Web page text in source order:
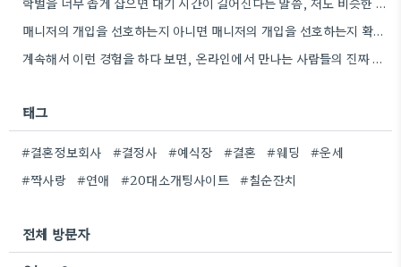
매니저의 개입을 선호하는지 아니면 매니저의 개입을 선호하는지 확인하는 부분이 흥미로웠어요. 특히, 주관이 강할수록 오히려 불편함을…
계속해서 이런 경험을 하다 보면, 온라인에서 만나는 사람들의 진짜 모습이 얼마나 다른지 더 자세히 관찰하게…
태그
#결혼정보회사 #결정사 #예식장 #결혼 #웨딩
#운세
#짝사랑
#연애 #20대소개팅사이트 #칠순잔치
전체 방문자